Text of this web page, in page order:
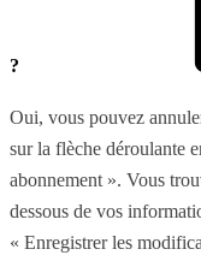
?
Oui, vous pouvez
sur la flèche déroulante
abonnement ». Vous
dessous de vos
« Enregistrer les